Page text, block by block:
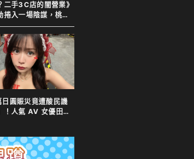
二手3C店的闇營業》
捲入一場陰謀，桃花
棚！
圓賑災竟遭酸民譏
！人氣 AV 女優田野